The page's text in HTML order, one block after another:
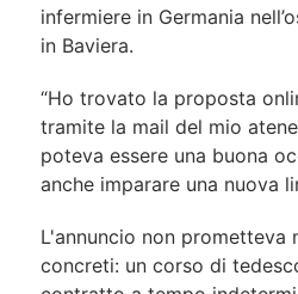
infermiere in Germania
in Baviera.
“Ho trovato la proposta
tramite la mail del mio
poteva essere una buona
anche imparare una nuova
L'annuncio non prometteva
concreti: un corso di